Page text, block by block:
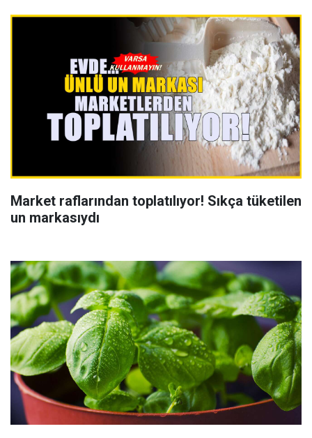
Market raflarından toplatılıyor! Sıkça tüketilen
un markasıydı